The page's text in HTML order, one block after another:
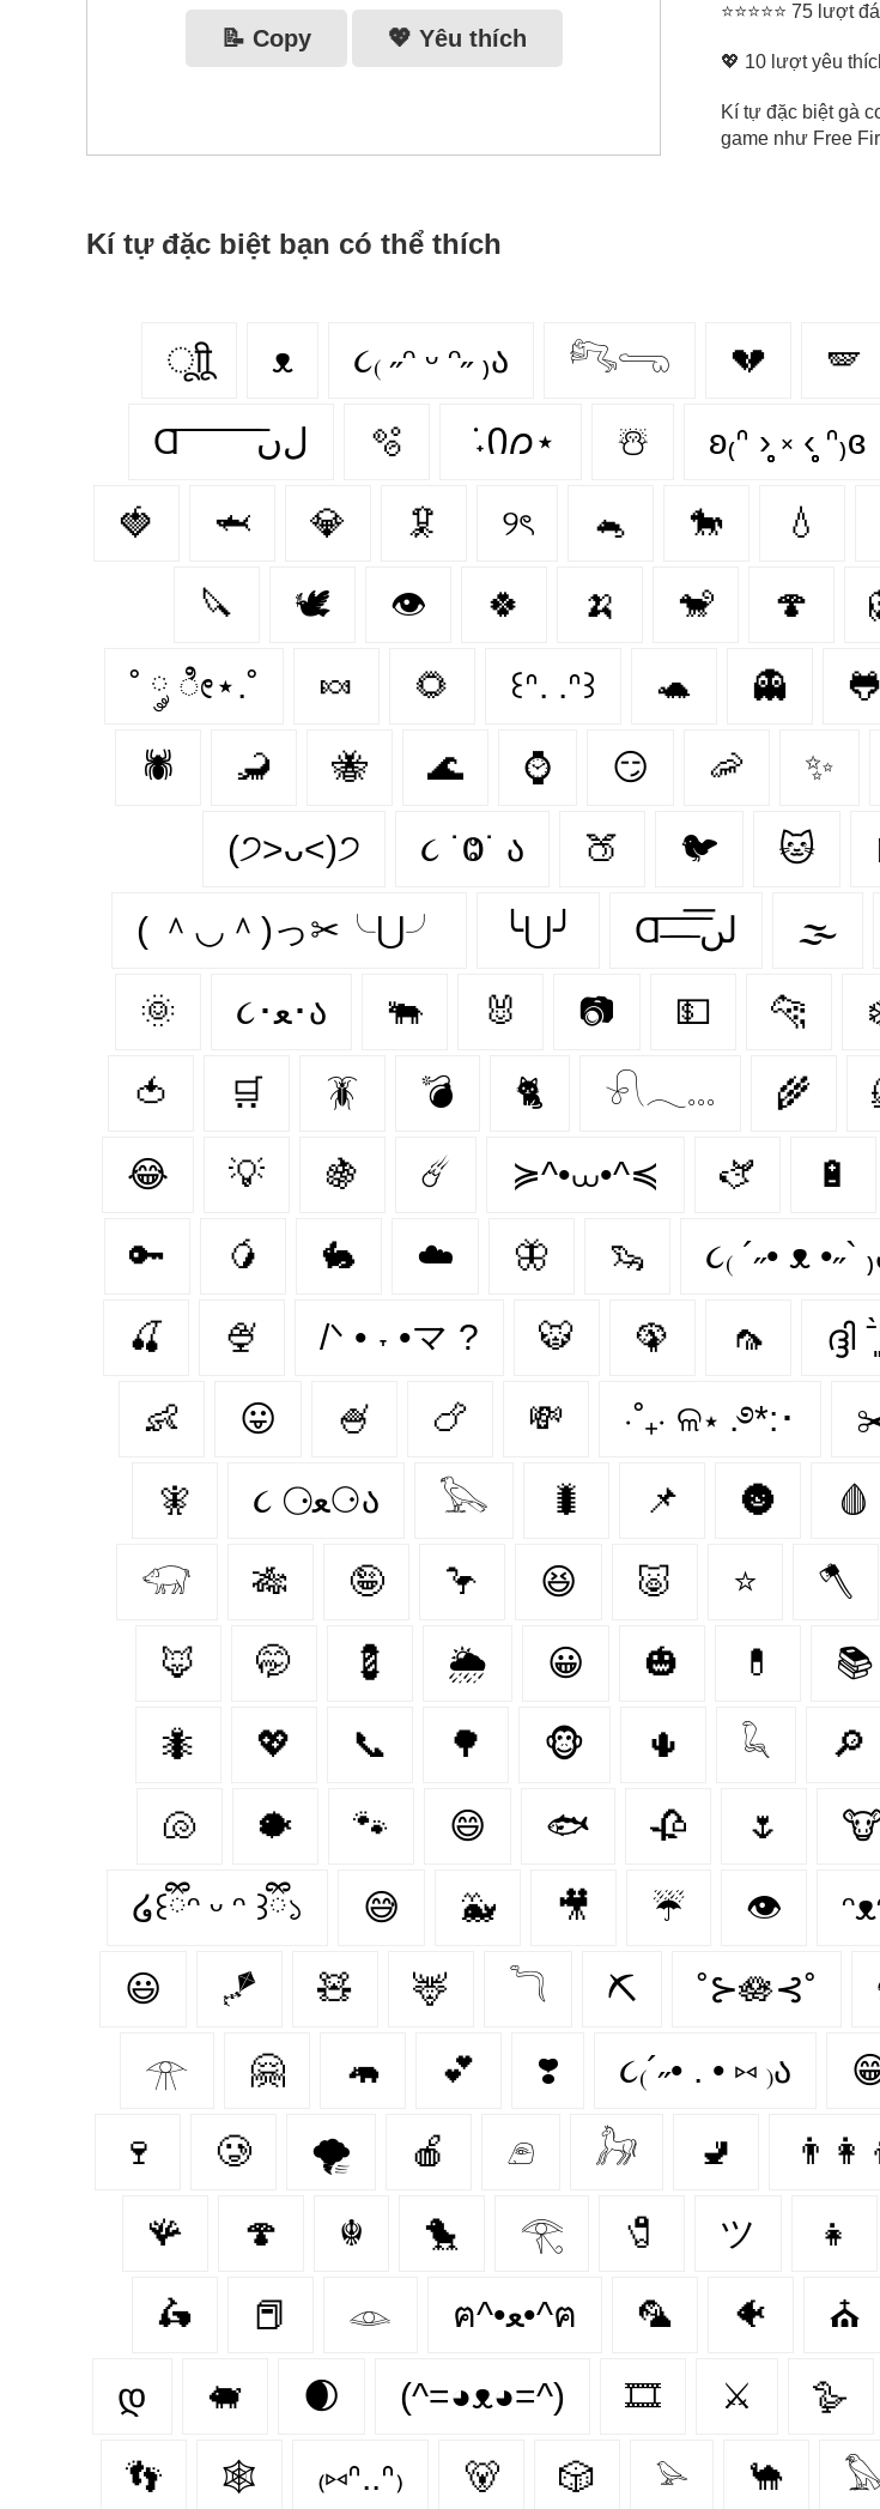
📝 Copy 💖 Yêu thích
⭐⭐⭐⭐⭐ 75 lượt
💖 10 lượt yêu
Kí tự đặc biệt gà
game như Free
Kí tự đặc biệt bạn có thể thích
ूाीू ᴥ ૮₍ ˶ᵔ ᵕ ᵔ˶ ₎ა 𓀐𓂸 💔 🪽
Ɑ͞ ͞ ͞ ͞ ͞ ͞ ͞ ͞ لﮞ 🫧 ݁ ˖Ი𐑼⋆ ☃️ ʚ₍ᐢ ›̥̥̥ ༝ ‹̥̥̥ ᐢ₎ɞ
🍓 🦈 💎 🦑 ୨ৎ 🐁 🐎 💧
🔪 🕊️ 👁 🍀 🍌 🐒 🍄
˚ ༘ ೀ⋆.˚ 🍬 🌻 ꒰ᐢ. .ᐢ꒱ 🐢 👻 🐸
🕷 🦂 🐝 🌊 ⌚ 😏 🦐 ✨
(੭˃ᴗ˂)੭ ૮ ˙Ⱉ˙ ა 🍑 🐦‍ 🐱
( ＾◡＾)っ✂╰⋃╯ ╰⋃╯ Ɑ͞ ̶͞ ̶͞ ̶͞ لں͞ 🌫️
🌞 ૮･ﻌ･ა 🐃 🐰 📷 💵 🐆
🍅 🛒 🪳 💣 🐈 𓍯𓂃𓏧 🌾
😂 💡 🍇 ☄️ ≽^•⩊•^≼ 🫏 🔋
🔑 🥭 🐇 ☁️ 🦋 🦦 ૮₍ ´˶• ᴥ •˶`
🍒 🍨 /ᐠ • ˕ •マ ? 🐯 🦚 🦟 ദ്ദി
👶 😛 🍧 🍗 💸 ⋅˚₊‧ ଳ⋆ .࿔*:･
🧚‍ ૮ ⚆ﻌ⚆ა 𓅂 🐛 📌 🌚 🩸
𓃟 🎋 🤪 🦩 😆 🐷 ⭐ 🪓
🦊 🤭 💈 🌦️ 😀 🎃 💊 📚
🐜 💖 📞 🌳 🐵 🌵 𓆗 🔎
🐚 🐡 🐾 😄 🐟 🥀 🌷
໒꒰ྀིᵔ ᵕ ᵔ ꒱ྀི১ 😅 🐳 🎥 ☔ 👁️
😃 🪁 🧸 🦌 𓆓 ⛏️ ˚⊱🪷⊰˚
𓁿 🤗 🦛 💕 ❣️ ૮₍´˶• . • ⑅ ₎ა
🍷 🥲 🌪️ 🍎 𓂉 𓃗 🚽
🪸 🍄‍ ☬ 🐤 𓂀 🧷 ツ 👧
🛵 📕 𓁼 ฅ^•ﻌ•^ฅ 🦜 🐠 ⛪
დ 🐖 🌒 (^=◕ᴥ◕=^) 🎞️ ⚔️ 🪿
👣 🕸️ ₍⑅ᐢ..ᐢ₎ 🐻 🎲 𓅫 🐪